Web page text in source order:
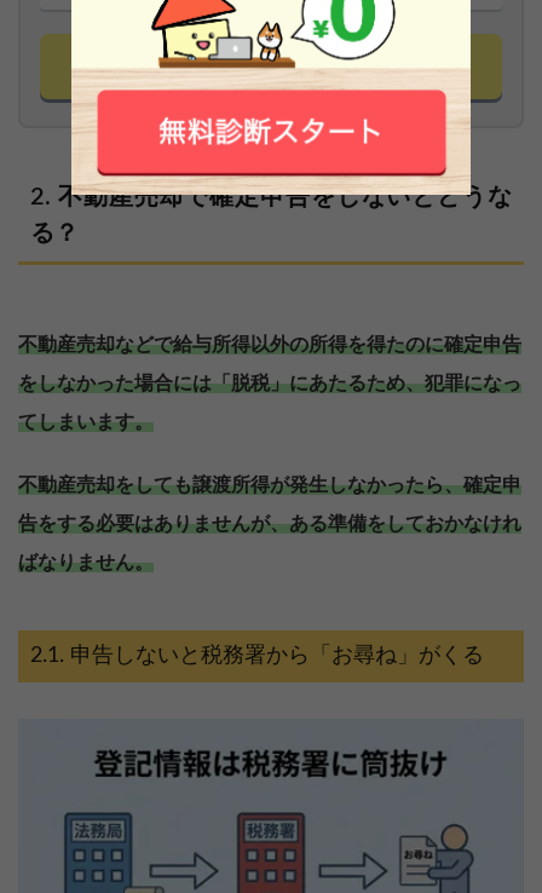
完全無料 診断スタート
不動産売却で確定申告をしないとどうな
る？
不動産売却などで給与所得以外の所得を得たのに確定申告
をしなかった場合には「脱税」にあたるため、犯罪になっ
てしまいます。
不動産売却をしても譲渡所得が発生しなかったら、確定申
告をする必要はありませんが、ある準備をしておかなけれ
ばなりません。
申告しないと税務署から「お尋ね」がくる